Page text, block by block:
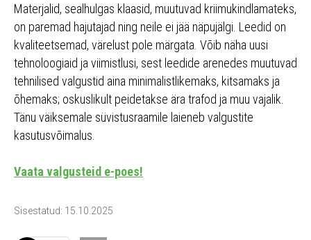
Materjalid, sealhulgas klaasid, muutuvad kriimukindlamateks,
on paremad hajutajad ning neile ei jää näpujälgi. Leedid on
kvaliteetsemad, värelust pole märgata. Võib näha uusi
tehnoloogiaid ja viimistlusi, sest leedide arenedes muutuvad
tehnilised valgustid aina minimalistlikemaks, kitsamaks ja
õhemaks; oskuslikult peidetakse ära trafod ja muu vajalik.
Tänu väiksemale süvistusraamile laieneb valgustite
kasutusvõimalus.
Vaata valgusteid e-poes!
Sisestatud: 15.10.2025